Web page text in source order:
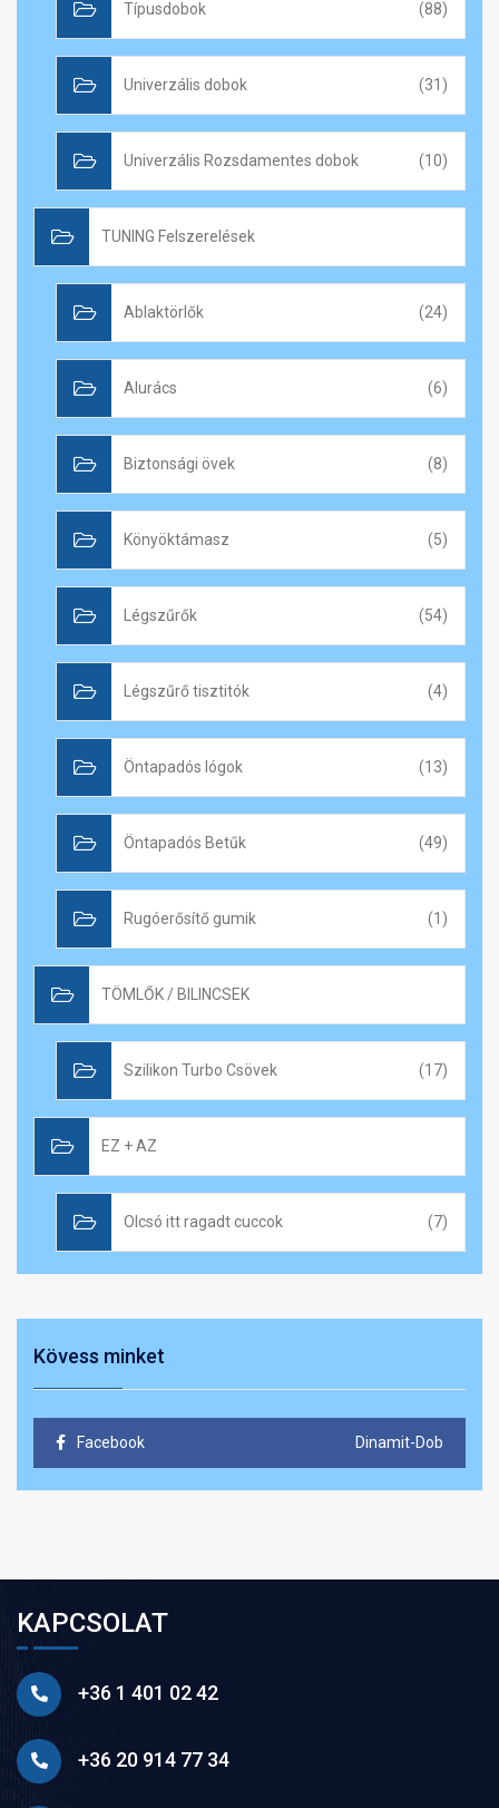
Típusdobok (88)
Univerzális dobok (31)
Univerzális Rozsdamentes dobok (10)
TUNING Felszerelések
Ablaktörlők (24)
Alurács (6)
Biztonsági övek (8)
Könyöktámasz (5)
Légszűrők (54)
Légszűrő tisztitók (4)
Öntapadós lógok (13)
Öntapadós Betűk (49)
Rugóerősítő gumik (1)
TÖMLŐK / BILINCSEK
Szilikon Turbo Csövek (17)
EZ + AZ
Olcsó itt ragadt cuccok (7)
Kövess minket
Facebook Dinamit-Dob
KAPCSOLAT
+36 1 401 02 42
+36 20 914 77 34